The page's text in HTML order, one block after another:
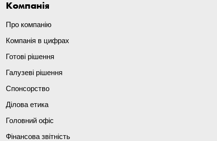
Компанія
Про компанію
Компанія в цифрах
Готові рішення
Галузеві рішення
Спонсорство
Ділова етика
Головний офіс
Фінансова звітність